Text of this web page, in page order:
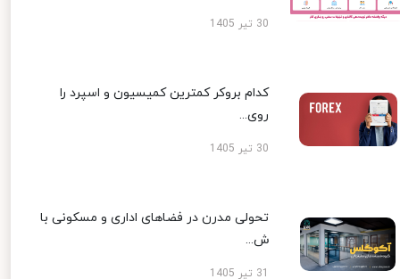
30 تیر 1405
کدام بروکر کمترین کمیسیون و اسپرد را
روی...
30 تیر 1405
تحولی مدرن در فضاهای اداری و مسکونی با
ش...